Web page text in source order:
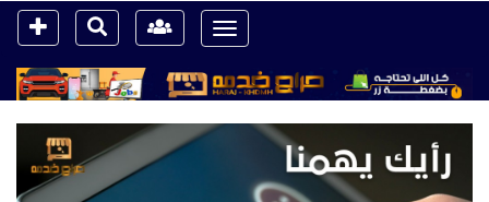
Toggle
navigation